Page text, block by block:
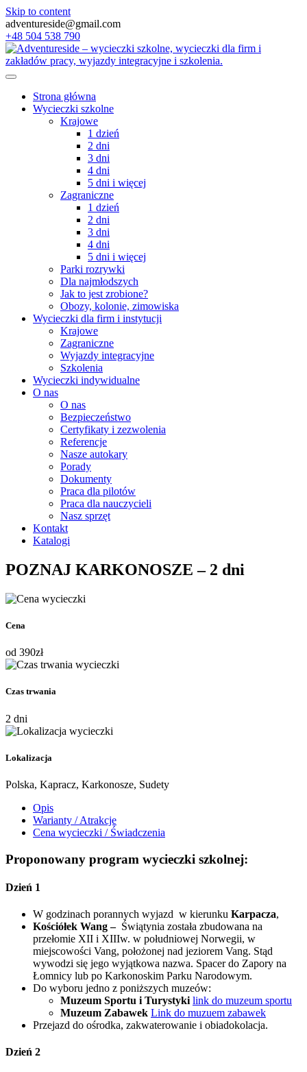
Skip to content
adventureside@gmail.com
+48 504 538 790
Strona główna
Wycieczki szkolne
Krajowe
1 dzień
2 dni
3 dni
4 dni
5 dni i więcej
Zagraniczne
1 dzień
2 dni
3 dni
4 dni
5 dni i więcej
Parki rozrywki
Dla najmłodszych
Jak to jest zrobione?
Obozy, kolonie, zimowiska
Wycieczki dla firm i instytucji
Krajowe
Zagraniczne
Wyjazdy integracyjne
Szkolenia
Wycieczki indywidualne
O nas
O nas
Bezpieczeństwo
Certyfikaty i zezwolenia
Referencje
Nasze autokary
Porady
Dokumenty
Praca dla pilotów
Praca dla nauczycieli
Nasz sprzęt
Kontakt
Katalogi
POZNAJ KARKONOSZE – 2 dni
Cena
od 390zł
Czas trwania
2 dni
Lokalizacja
Polska, Kapracz, Karkonosze, Sudety
Opis
Warianty / Atrakcje
Cena wycieczki / Świadczenia
Proponowany program wycieczki szkolnej:
Dzień 1
W godzinach porannych wyjazd w kierunku Karpacza,
Kościółek Wang – Świątynia została zbudowana na
przełomie XII i XIIIw. w południowej Norwegii, w
miejscowości Vang, położonej nad jeziorem Vang. Stąd
wywodzi się jego wyjątkowa nazwa. Spacer do Zapory na
Łomnicy lub po Karkonoskim Parku Narodowym.
Do wyboru jedno z poniższych muzeów:
Muzeum Sportu i Turystyki link do muzeum sportu
Muzeum Zabawek Link do muzuem zabawek
Przejazd do ośrodka, zakwaterowanie i obiadokolacja.
Dzień 2